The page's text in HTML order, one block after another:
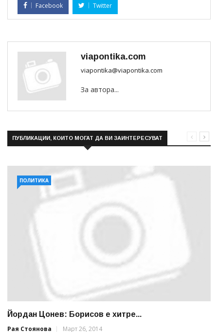
Facebook Twitter
viapontika.com
viapontika@viapontika.com
За автора...
ПУБЛИКАЦИИ, КОИТО МОГАТ ДА ВИ ЗАИНТЕРЕСУВАТ
ПОЛИТИКА
Йордан Цонев: Борисов е хитре...
Рая Стоянова
Март 26, 2014